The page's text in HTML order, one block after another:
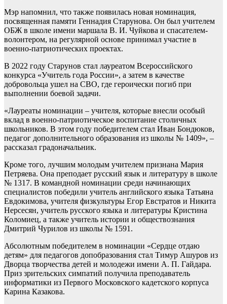
Мэр напомнил, что также появилась новая номинация,
посвященная памяти Геннадия Старунова. Он был учителем
ОБЖ в школе имени маршала В. И. Чуйкова и спасателем-
волонтером, на регулярной основе принимал участие в
военно-патриотических проектах.
В 2022 году Старунов стал лауреатом Всероссийского
конкурса «Учитель года России», а затем в качестве
добровольца ушел на СВО, где героически погиб при
выполнении боевой задачи.
«Лауреаты номинации – учителя, которые внесли особый
вклад в военно-патриотическое воспитание столичных
школьников. В этом году победителем стал Иван Бондюков,
педагог дополнительного образования из школы № 1409», –
рассказал градоначальник.
Кроме того, лучшим молодым учителем признана Мария
Петряева. Она преподает русский язык и литературу в школе
№ 1317. В командной номинации среди начинающих
специалистов победили учитель английского языка Татьяна
Евдокимова, учителя физкультуры Егор Евстратов и Никита
Нерсесян, учитель русского языка и литературы Кристина
Коломиец, а также учитель истории и обществознания
Дмитрий Чурилов из школы № 1591.
Абсолютным победителем в номинации «Сердце отдаю
детям» для педагогов допобразования стал Тимур Ашуров из
Дворца творчества детей и молодежи имени А. П. Гайдара.
Приз зрительских симпатий получила преподаватель
информатики из Первого Московского кадетского корпуса
Карина Казакова.